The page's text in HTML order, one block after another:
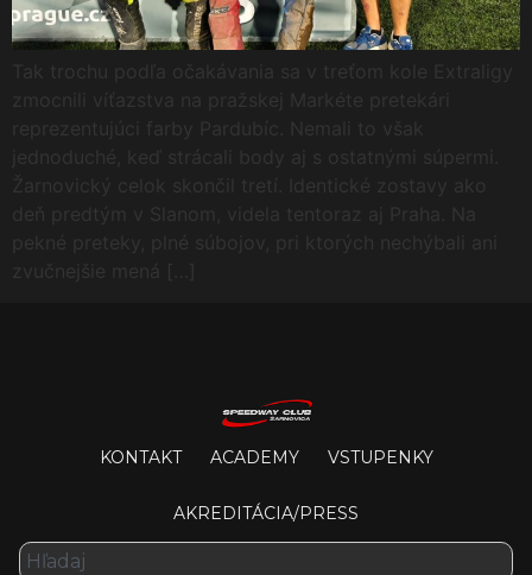
Tak trochu podľa očakávania sa v treťom kole Extraligy
zmocnili víťazstva na pražskej Markéte pretekári
reprezentujúci farby Pardubíc. Nemali to však
jednoduché, keď strácali body aj s ostatnými súpermi.
Žarnovický celok skončil tretí. Identické zostavy ako
deň predtým v Slanom, videla tentoraz aj Praha. Na
pekné preteky, plné súbojov, pri ktorých nechýbali ani
zvučnejšie mená […]
KONTAKT ACADEMY VSTUPENKY
AKREDITÁCIA/PRESS